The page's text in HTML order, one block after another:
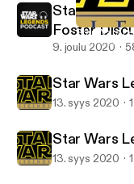
Star Wars
Star Wars
Star Wars
Foster
9. joulu 2020
Star Wars
13. syys 2020
Star Wars
13. syys 2020